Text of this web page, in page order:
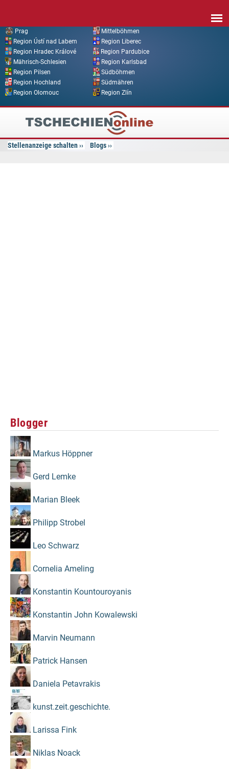
Prag
Mittelböhmen
Region Ústí nad Labem
Region Liberec
Region Hradec Králové
Region Pardubice
Mährisch-Schlesien
Region Karlsbad
Region Pilsen
Südböhmen
Region Hochland
Südmähren
Region Olomouc
Region Zlín
Tschechien
Online
Stellenanzeige schalten Blogs
Blogger
Markus Höppner
Gerd Lemke
Marian Bleek
Philipp Strobel
Leo Schwarz
Cornelia Ameling
Konstantin Kountouroyanis
Konstantin John Kowalewski
Marvin Neumann
Patrick Hansen
Daniela Petavrakis
kunst.zeit.geschichte.
Larissa Fink
Niklas Noack